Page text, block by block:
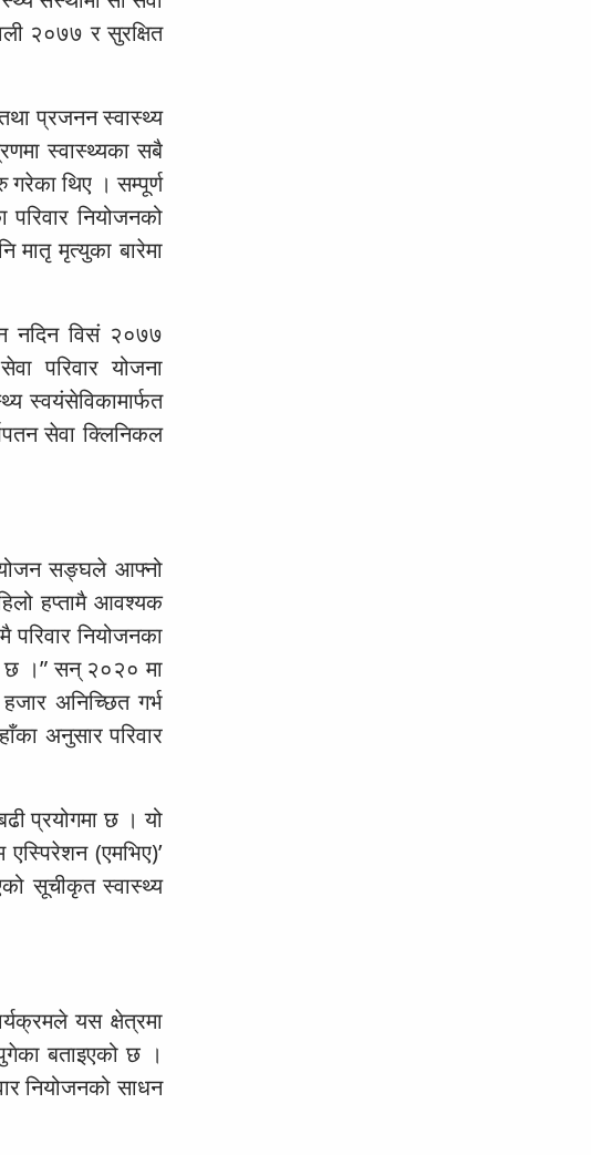
२०७७ र सुरक्षित
प्रजनन स्वास्थ्य
स्वास्थ्यका सबै
गरेका थिए । सम्पूर्ण
नियोजनको
मृत्युका बारेमा
नदिन विसं २०७७
परिवार योजना
स्वयंसेविकामार्फत
सेवा क्लिनिकल
सङ्घले आफ्नो
हप्तामै आवश्यक
परिवार नियोजनका
छ ।” सन् २०२० मा
अनिच्छित गर्भ
अनुसार परिवार
प्रयोगमा छ । यो
एस्पिरेशन (एमभिए)’
सूचीकृत स्वास्थ्य
यस क्षेत्रमा
बताइएको छ ।
नियोजनको साधन